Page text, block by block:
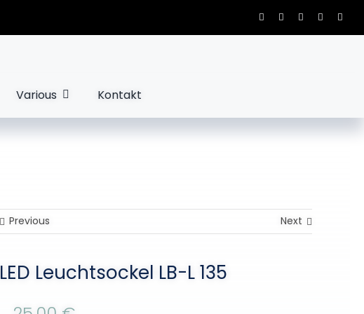
Various Kontakt
Previous Next
LED Leuchtsockel LB-L 135